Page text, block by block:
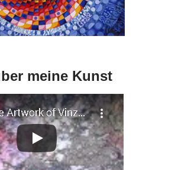
meine Kunst